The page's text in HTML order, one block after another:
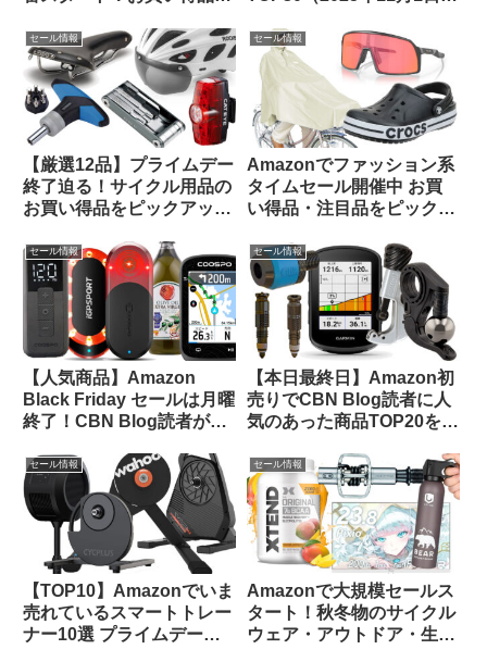
ます
セール情報
【厳選12品】プライムデー
終了迫る！サイクル用品の
お買い得品をピックアップ
セール情報
Amazonでファッション系
タイムセール開催中 お買
い得品・注目品をピックア
で】
セール情報
【人気商品】Amazon
Black Friday セールは月曜
終了！CBN Blog読者が買
します
セール情報
【本日最終日】Amazon初
売りでCBN Blog読者に人
気のあった商品TOP20をご
セール情報
【TOP10】Amazonでいま
売れているスマートトレー
ナー10選 プライムデーセ
セール情報
Amazonで大規模セールス
タート！秋冬物のサイクル
ウェア・アウトドア・生活